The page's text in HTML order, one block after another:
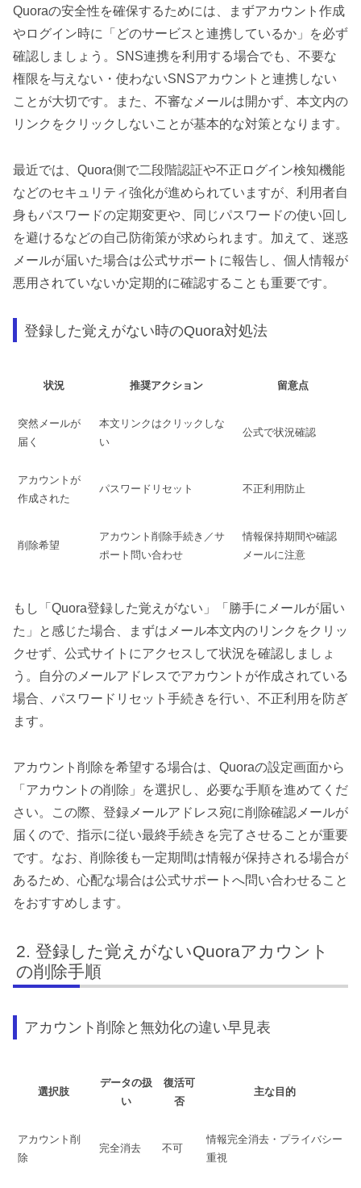
Quoraの安全性を確保するためには、まずアカウント作成
やログイン時に「どのサービスと連携しているか」を必ず
確認しましょう。SNS連携を利用する場合でも、不要な
権限を与えない・使わないSNSアカウントと連携しない
ことが大切です。また、不審なメールは開かず、本文内の
リンクをクリックしないことが基本的な対策となります。
最近では、Quora側で二段階認証や不正ログイン検知機能
などのセキュリティ強化が進められていますが、利用者自
身もパスワードの定期変更や、同じパスワードの使い回し
を避けるなどの自己防衛策が求められます。加えて、迷惑
メールが届いた場合は公式サポートに報告し、個人情報が
悪用されていないか定期的に確認することも重要です。
登録した覚えがない時のQuora対処法
状況 推奨アクション 留意点
突然メールが
届く
本文リンクはクリックしな
い
公式で状況確認
アカウントが
作成された
パスワードリセット 不正利用防止
削除希望
アカウント削除手続き／サ
ポート問い合わせ
情報保持期間や確認
メールに注意
もし「Quora登録した覚えがない」「勝手にメールが届い
た」と感じた場合、まずはメール本文内のリンクをクリッ
クせず、公式サイトにアクセスして状況を確認しましょ
う。自分のメールアドレスでアカウントが作成されている
場合、パスワードリセット手続きを行い、不正利用を防ぎ
ます。
アカウント削除を希望する場合は、Quoraの設定画面から
「アカウントの削除」を選択し、必要な手順を進めてくだ
さい。この際、登録メールアドレス宛に削除確認メールが
届くので、指示に従い最終手続きを完了させることが重要
です。なお、削除後も一定期間は情報が保持される場合が
あるため、心配な場合は公式サポートへ問い合わせること
をおすすめします。
登録した覚えがないQuoraアカウント
の削除手順
アカウント削除と無効化の違い早見表
選択肢
データの扱
い
復活可
否
主な目的
アカウント削
除
完全消去 不可
情報完全消去・プライバシー
重視